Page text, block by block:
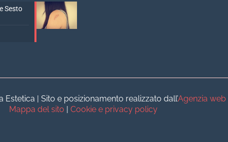
Sesto
Aumento labbra
Botulino
Filler
Estetica | Sito e posizionamento realizzato dall’Agenzia web
Mappa del sito
Cookie e privacy policy